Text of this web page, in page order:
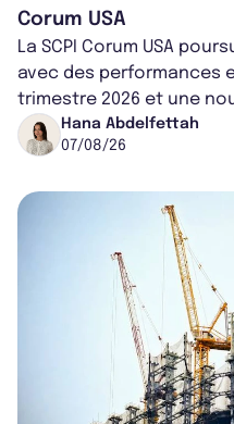
Corum USA
La SCPI Corum USA
avec des performances
trimestre 2026 et une
région de Chicago. Entre
Hana Abdelfettah
07/08/26